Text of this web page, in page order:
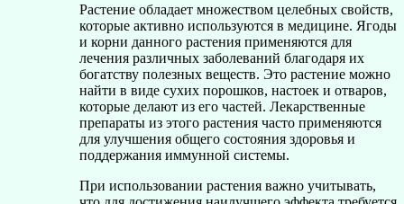
Растение обладает множеством целебных свойств,
которые активно используются в медицине. Ягоды
и корни данного растения применяются для
лечения различных заболеваний благодаря их
богатству полезных веществ. Это растение можно
найти в виде сухих порошков, настоек и отваров,
которые делают из его частей. Лекарственные
препараты из этого растения часто применяются
для улучшения общего состояния здоровья и
поддержания иммунной системы.
При использовании растения важно учитывать,